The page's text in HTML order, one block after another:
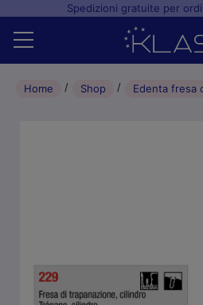
Spedizioni gratuite per
HomeHome Shop